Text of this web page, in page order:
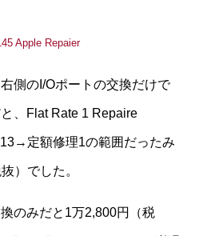
側のI/Oポートの交換だけで
、Flat Rate 1 Repaire
定額修理1の範囲だったみ
）でした。
のみだと1万2,800円（税